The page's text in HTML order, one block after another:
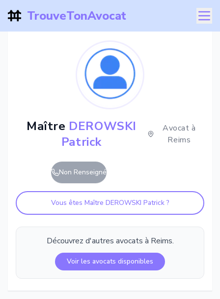
TrouveTonAvocat
Maître DEROWSKI
Patrick
Avocat à
Reims
Non Renseigné
Vous êtes Maître DEROWSKI Patrick?
Découvrez d'autres avocats à Reims.
Voir les avocats disponibles